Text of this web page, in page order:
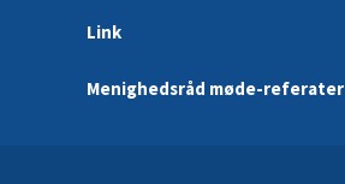
Link
Menighedsråd møde-referater